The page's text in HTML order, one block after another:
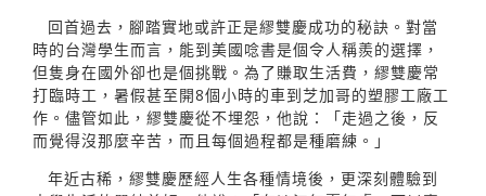
回首過去，腳踏實地或許正是繆雙慶成功的秘訣。對當
時的台灣學生而言，能到美國唸書是個令人稱羨的選擇，
但隻身在國外卻也是個挑戰。為了賺取生活費，繆雙慶常
打臨時工，暑假甚至開8個小時的車到芝加哥的塑膠工廠工
作。儘管如此，繆雙慶從不埋怨，他說：「走過之後，反
而覺得沒那麼辛苦，而且每個過程都是種磨練。」
年近古稀，繆雙慶歷經人生各種情境後，更深刻體驗到